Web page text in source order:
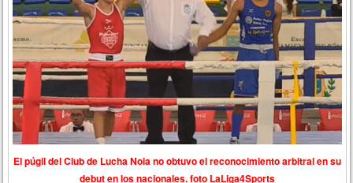
El púgil del Club de Lucha Noia no obtuvo el reconocimiento arbitral en su
debut en los nacionales. foto LaLiga4Sports